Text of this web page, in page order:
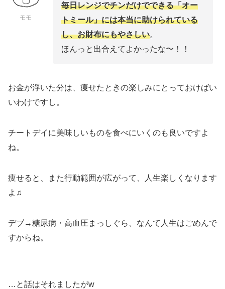
モモ
毎日レンジでチンだけでできる「オー
トミール」には本当に助けられている
し、お財布にもやさしい。
ほんっと出合えてよかったな〜！！
お金が浮いた分は、痩せたときの楽しみにとっておけばい
いわけですし。
チートデイに美味しいものを食べにいくのも良いですよ
ね。
痩せると、また行動範囲が広がって、人生楽しくなります
よ♫
デブ→糖尿病・高血圧まっしぐら、なんて人生はごめんで
すからね。
…と話はそれましたがw